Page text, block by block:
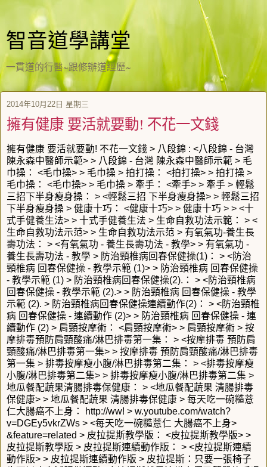
智音道學講堂
一貫道的行醫~跟修辦道經歷~
2014年10月22日 星期三
擁有健康 要活就要動! 不花一文錢
擁有健康 要活就要動! 不花一文錢 > 八段錦 : <八段錦 - 台灣
陳永森中醫師示範> > 八段錦 - 台灣 陳永森中醫師示範 > 毛
巾操： <毛巾操> > 毛巾操 > 拍打操： <拍打操> > 拍打操 >
毛巾操： <毛巾操> > 毛巾操 > 牽手： <牽手> > 牽手 > 輕鬆
三招下半身瘦身操： > <輕鬆三招 下半身瘦身操> > 輕鬆三招
下半身瘦身操 > 健康十巧： <健康十巧> > 健康十巧 > > <十
式手健養生法> > 十式手健養生法 > 生命自救功法示範： > <
生命自救功法示范> > 生命自救功法示范 > 有氧氣功-養生長
壽功法： > <有氧氣功 - 養生長壽功法 - 教學> > 有氧氣功 -
養生長壽功法 - 教學 > 防治頸椎病回春保健操(1)： > <防治
頸椎病 回春保健操 - 教學示範 (1)> > 防治頸椎病 回春保健操
- 教學示範 (1) > 防治頸椎病回春保健操(2).： > <防治頸椎病
回春保健操 - 教學示範 (2).> > 防治頸椎病 回春保健操 - 教學
示範 (2). > 防治頸椎病回春保健操連續動作(2)： > <防治頸椎
病 回春保健操 - 連續動作 (2)> > 防治頸椎病 回春保健操 - 連
續動作 (2) > 肩頸按摩術： <肩頸按摩術> > 肩頸按摩術 > 按
摩排毒預防肩頸酸痛/淋巴排毒第一集： > <按摩排毒 預防肩
頸酸痛/淋巴排毒第一集> > 按摩排毒 預防肩頸酸痛/淋巴排毒
第一集 > 排毒按摩瘦小腹/淋巴排毒第二集： > <排毒按摩瘦
小腹/淋巴排毒第二集> > 排毒按摩瘦小腹/淋巴排毒第二集 >
地瓜餐配蔬果清腸排毒保健康： > <地瓜餐配蔬果 清腸排毒
保健康> > 地瓜餐配蔬果 清腸排毒保健康 > 每天吃一碗糙薏
仁大腸癌不上身：
http://ww! > w.youtube.com/watch?
v=DGEy5vkrZWs > <每天吃一碗糙薏仁 大腸癌不上身>
&feature=related > 皮拉提斯教學版： <皮拉提斯教學版> >
皮拉提斯教學版 > 皮拉提斯連續動作版： > <皮拉提斯連續
動作版> > 皮拉提斯連續動作版 > 皮拉提斯：只要一張椅子